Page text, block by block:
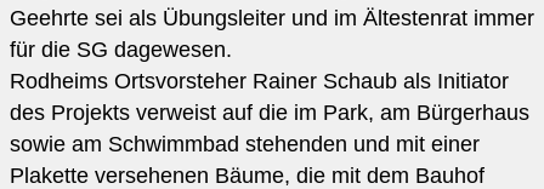
Geehrte sei als Übungsleiter und im Ältestenrat immer
für die SG dagewesen.
Rodheims Ortsvorsteher Rainer Schaub als Initiator
des Projekts verweist auf die im Park, am Bürgerhaus
sowie am Schwimmbad stehenden und mit einer
Plakette versehenen Bäume, die mit dem Bauhof